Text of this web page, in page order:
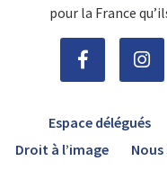
pour la France
Espace délégués
Droit à l’image